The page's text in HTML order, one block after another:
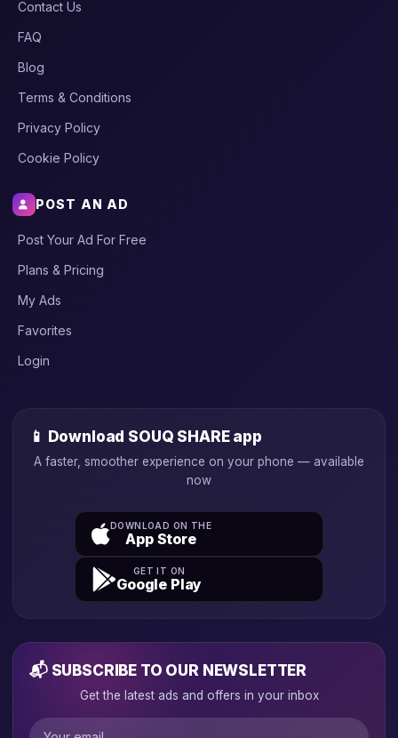
Contact Us
FAQ
Blog
Terms & Conditions
Privacy Policy
Cookie Policy
POST AN AD
Post Your Ad For Free
Plans & Pricing
My Ads
Favorites
Login
📱 Download SOUQ SHARE app
A faster, smoother experience on your phone — available
now
DOWNLOAD ON THE
App Store
GET IT ON
Google Play
📬 SUBSCRIBE TO OUR NEWSLETTER
Get the latest ads and offers in your inbox